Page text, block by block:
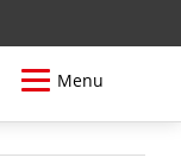
Menu